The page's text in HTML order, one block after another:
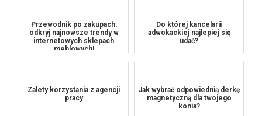
Przewodnik po zakupach:
odkryj najnowsze trendy w
internetowych sklepach
meblowych!
Do której kancelarii
adwokackiej najlepiej się
udać?
Zalety korzystania z agencji
pracy
Jak wybrać odpowiednią derkę
magnetyczną dla twojego
konia?